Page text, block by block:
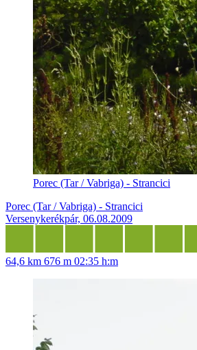
Porec (Tar / Vabriga) - Strancici
Porec (Tar / Vabriga) - Strancici
Versenykerékpár, 06.08.2009
64,6 km 676 m 02:35 h:m